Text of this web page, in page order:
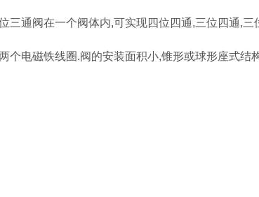
三通阀在一个阀体内,可实现四位四通,三位四通,三
个电磁铁线圈.阀的安装面积小,锥形或球形座式结